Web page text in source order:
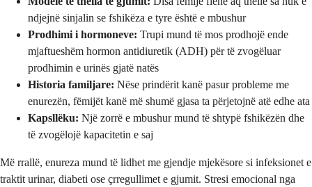
ndjejnë sinjalin se fshikëza e tyre është e mbushur
Prodhimi i hormoneve: Trupi mund të mos prodhojë ende
mjaftueshëm hormon antidiuretik (ADH) për të zvogëluar
prodhimin e urinës gjatë natës
Historia familjare: Nëse prindërit kanë pasur probleme me
enurezën, fëmijët kanë më shumë gjasa ta përjetojnë atë edhe ata
Kapsllëku: Një zorrë e mbushur mund të shtypë fshikëzën dhe
të zvogëlojë kapacitetin e saj
Më rrallë, enureza mund të lidhet me gjendje mjekësore si infeksionet e
traktit urinar, diabeti ose çrregullimet e gjumit. Stresi emocional nga